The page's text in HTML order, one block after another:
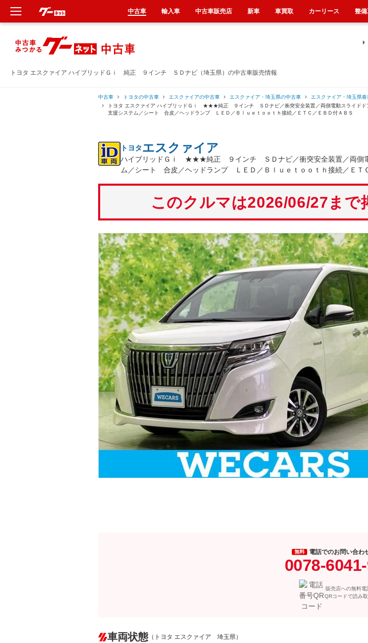
トヨタ エスクァイア ハイブリッドＧｉ 純正 ９インチ ＳＤナビ（埼玉県）の中古車販売情報
中古車 トヨタの中古車 エスクァイアの中古車 エスクァイア・埼玉県の中古車
エスクァイア・埼玉県
トヨタ エスクァイア ハイブリッドＧｉ ★★★純正 ９インチ ＳＤナビ／衝突安全装置／両側電動スライドド
支援システム／シート 合皮／ヘッドランプ ＬＥＤ／Ｂｌｕｅｔｏｏｔｈ接続／ＥＴＣ／ＥＢＤ付ＡＢＳ
トヨタエスクァイア
ハイブリッドＧｉ ★★★純正 ９インチ ＳＤナビ／衝突安全装置／両側
ム／シート 合皮／ヘッドランプ ＬＥＤ／Ｂｌｕｅｔｏｏｔｈ接続／ＥＴ
このクルマは2026/06/27まで
無料 電話でのお問い合わ
0078-
販売店への無料電
QRコードで読み取
車両状態 （トヨタ エスクァイア 埼玉県）
中古車 輸入車 中古車販売店 新車 車買取 カーリース 整
新車
中古車